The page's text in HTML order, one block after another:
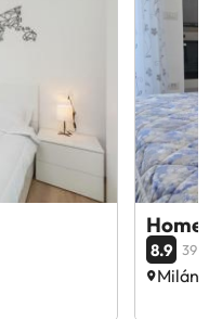
8.9 39
Milán,